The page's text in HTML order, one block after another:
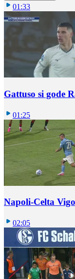
01:33
Gattuso si gode
01:25
Napoli-Celta
02:05